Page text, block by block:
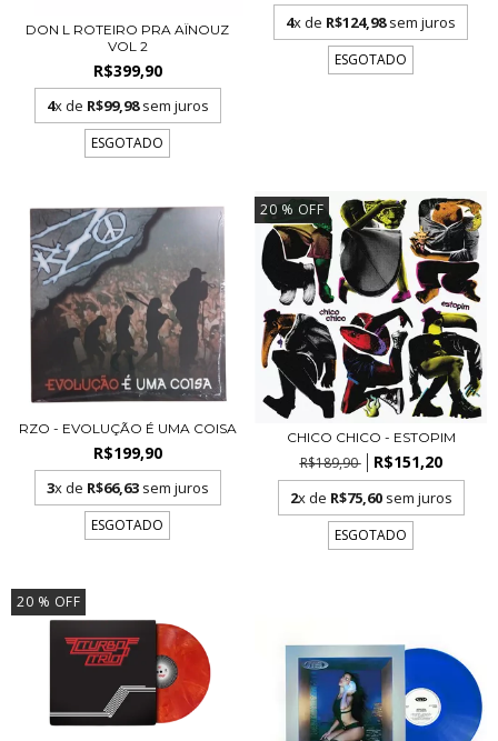
DON L ROTEIRO PRA AÏNOUZ
VOL 2
R$399,90
4x de R$99,98sem juros
ESGOTADO
4x de R$124,98sem juros
ESGOTADO
RZO - EVOLUÇÃO É UMA COISA
R$199,90
3x de R$66,63sem juros
ESGOTADO
20% OFF
CHICO CHICO - ESTOPIM
R$189,90 R$151,20
2x de R$75,60sem juros
ESGOTADO
20 % OFF